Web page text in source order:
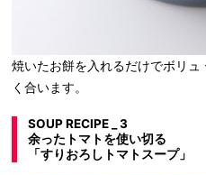
焼いたお餅を入れるだけでボリュ
く合います。
SOUP RECIPE _ 3
余ったトマトを使い切る
「すりおろしトマトスープ」